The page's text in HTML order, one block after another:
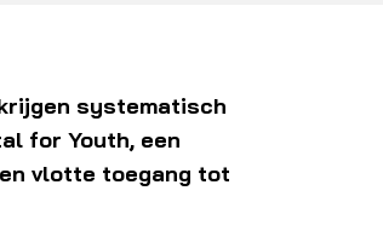
systematisch
for Youth, een
vlotte toegang tot